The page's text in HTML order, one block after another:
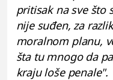
pritisak na sve što
nije suđen, za
moralnom planu,
šta tu mnogo da
kraju loše penale".